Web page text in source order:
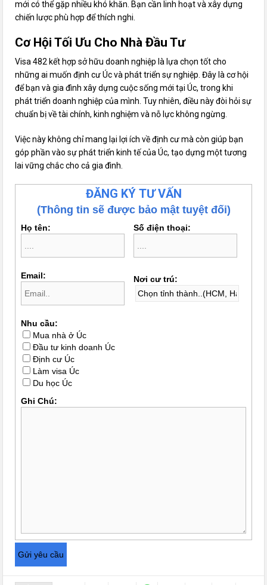
mới có thể gặp nhiều khó khăn. Bạn cần linh hoạt và xây dựng
chiến lược phù hợp để thích nghi.
Cơ Hội Tối Ưu Cho Nhà Đầu Tư
Visa 482 kết hợp sở hữu doanh nghiệp là lựa chọn tốt cho
những ai muốn định cư Úc và phát triển sự nghiệp. Đây là cơ hội
để bạn và gia đình xây dựng cuộc sống mới tại Úc, trong khi
phát triển doanh nghiệp của mình. Tuy nhiên, điều này đòi hỏi sự
chuẩn bị về tài chính, kinh nghiệm và nỗ lực không ngừng.
Việc này không chỉ mang lại lợi ích về định cư mà còn giúp bạn
góp phần vào sự phát triển kinh tế của Úc, tạo dựng một tương
lai vững chắc cho cả gia đình.
ĐĂNG KÝ TƯ VẤN
(Thông tin sẽ được bảo mật tuyệt đối)
Họ tên: Số điện thoại:
Email: Nơi cư trú:
Nhu cầu:
Mua nhà ở Úc
Đầu tư kinh doanh Úc
Định cư Úc
Làm visa Úc
Du học Úc
Ghi Chú: